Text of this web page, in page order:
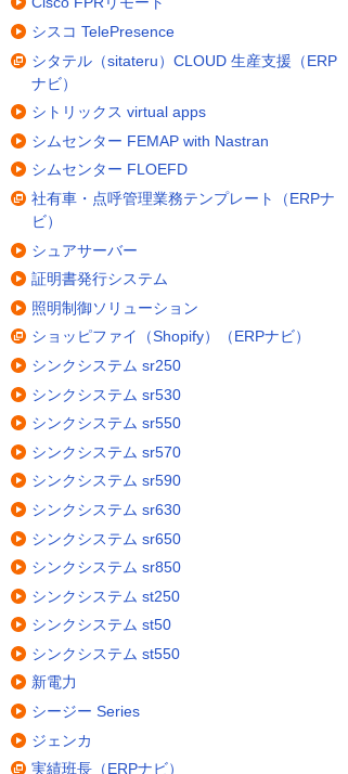
シスコ TelePresence
シタテル（sitateru）CLOUD 生産支援（ERP
ナビ）
シトリックス virtual apps
シムセンター FEMAP with Nastran
シムセンター FLOEFD
社有車・点呼管理業務テンプレート（ERPナ
ビ）
シュアサーバー
証明書発行システム
照明制御ソリューション
ショッピファイ（Shopify）（ERPナビ）
シンクシステム sr250
シンクシステム sr530
シンクシステム sr550
シンクシステム sr570
シンクシステム sr590
シンクシステム sr630
シンクシステム sr650
シンクシステム sr850
シンクシステム st250
シンクシステム st50
シンクシステム st550
新電力
シージー Series
ジェンカ
実績班長（ERPナビ）